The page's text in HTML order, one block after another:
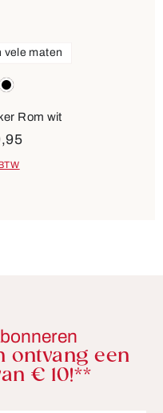
zwart
vele maten
Rom wit
ontvang een
€ 10!**